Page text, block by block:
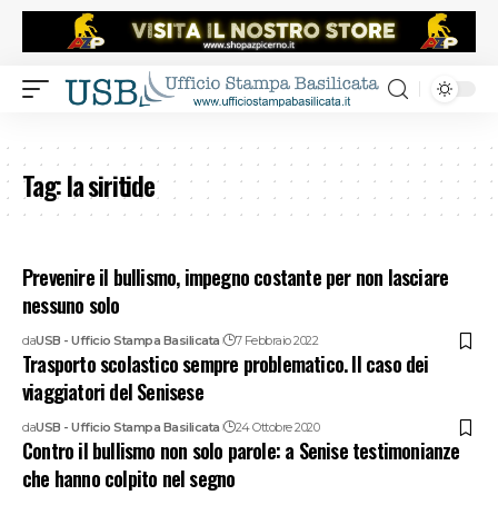
Tag:la siritide
Prevenire il bullismo, impegno costante per non lasciare
nessuno solo
daUSB - Ufficio Stampa Basilicata 7 Febbraio 2022
Trasporto scolastico sempre problematico. Il caso dei
viaggiatori del Senisese
daUSB - Ufficio Stampa Basilicata 24 Ottobre 2020
Contro il bullismo non solo parole: a Senise testimonianze
che hanno colpito nel segno